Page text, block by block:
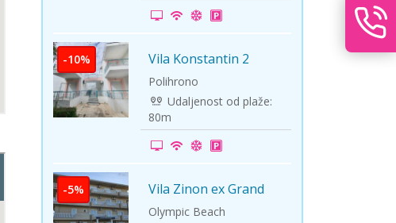
-10% Vila Konstantin 2
Polihrono
Udaljenost od plaže:
80m
-5%
Vila Zinon ex Grand
Zivanovic
Olympic Beach